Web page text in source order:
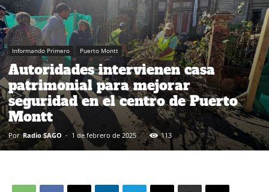
Informando Primero Puerto Montt
Autoridades intervienen casa
patrimonial para mejorar
seguridad en el centro de Puerto
Montt
Por Radio SAGO - 1 de febrero de 2025 113